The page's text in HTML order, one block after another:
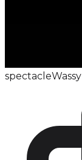
spectacleWassy